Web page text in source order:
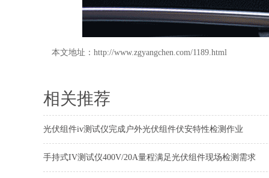
本文地址： http://www.zgyangchen.com/1189.html
相关推荐
光伏组件iv测试仪完成户外光伏组件伏安特性检测作业
手持式IV测试仪400V/20A量程满足光伏组件现场检测需求